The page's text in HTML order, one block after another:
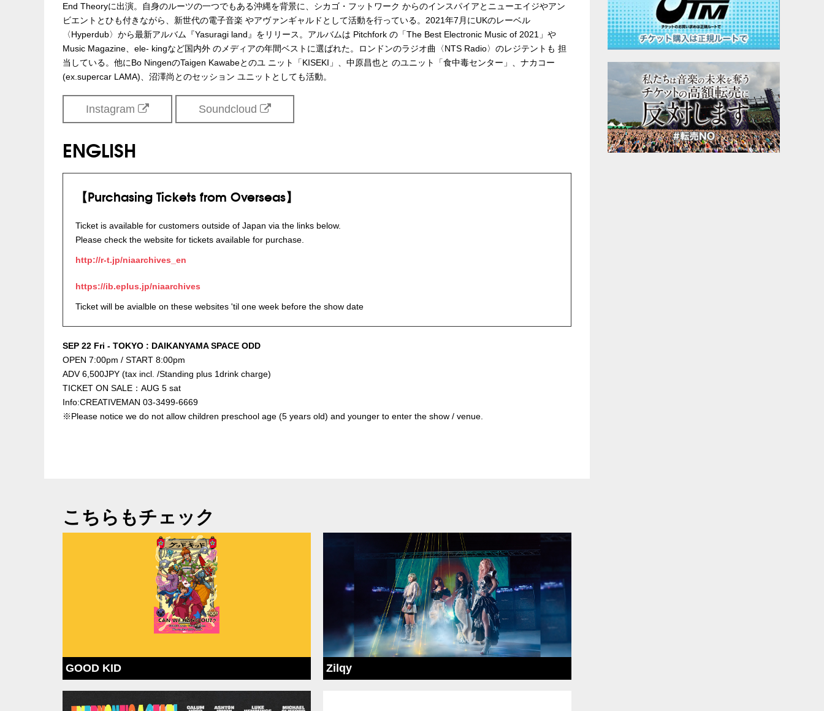
End Theoryに出演。自身のルーツの一つでもある沖縄を背景に、シカゴ・フットワーク からのインスパイアとニューエイジやアン
ビエントとひも付きながら、新世代の電子音楽 やアヴァンギャルドとして活動を行っている。2021年7月にUKのレーベル
〈Hyperdub〉から最新アルバム『Yasuragi land』をリリース。アルバムは Pitchfork の「The Best Electronic Music of 2021」や
Music Magazine、ele- kingなど国内外 のメディアの年間ベストに選ばれた。ロンドンのラジオ曲〈NTS Radio〉のレジテントも 担
当している。他にBo NingenのTaigen Kawabeとのユ ニット「KISEKI」、中原昌也と のユニット「食中毒センター」、ナカコー
(ex.supercar LAMA)、沼澤尚とのセッション ユニットとしても活動。
Instagram Soundcloud
ENGLISH
【Purchasing Tickets from Overseas】
Ticket is available for customers outside of Japan via the links below.
Please check the website for tickets available for purchase.
http://r-t.jp/niaarchives_en
https://ib.eplus.jp/niaarchives
Ticket will be avialble on these websites 'til one week before the show date
SEP 22 Fri - TOKYO : DAIKANYAMA SPACE ODD
OPEN 7:00pm / START 8:00pm
ADV 6,500JPY (tax incl. /Standing plus 1drink charge)
TICKET ON SALE：AUG 5 sat
Info:CREATIVEMAN 03-3499-6669
※Please notice we do not allow children preschool age (5 years old) and younger to enter the show / venue.
こちらもチェック
GOOD KID Zilqy